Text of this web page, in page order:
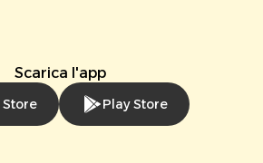
Scarica l'app
Play Store